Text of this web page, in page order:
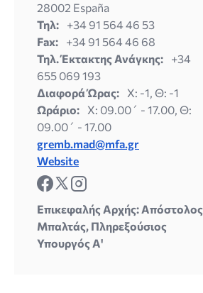
28002 España
Τηλ:
+34 91 564 46 53
Fax:
+34 91 564 46 68
Τηλ. Έκτακτης Ανάγκης:
+34
655 069 193
Διαφορά Ώρας:
X: -1, Θ: -1
Ωράριο:
X: 09.00´ - 17.00, Θ:
09.00´ - 17.00
gremb.mad@mfa.gr
Website
Επικεφαλής Αρχής: Απόστολος
Μπαλτάς, Πληρεξούσιος
Υπουργός Α'